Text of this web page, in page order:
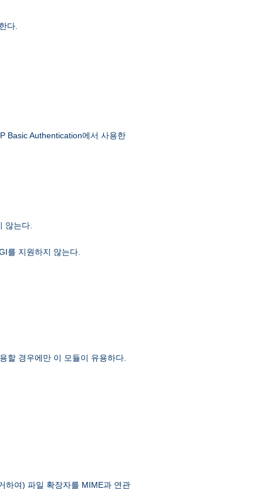
다.
Basic Authentication에서 사용한
않는다.
를 지원하지 않는다.
할 경우에만 이 모듈이 유용하다.
하여) 파일 확장자를 MIME과 연관